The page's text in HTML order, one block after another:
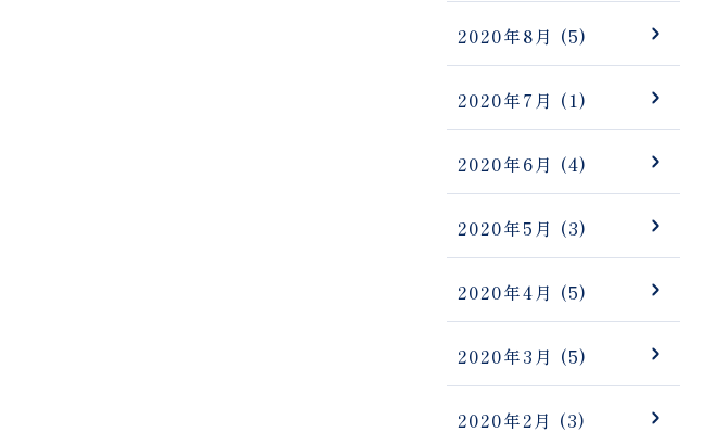
2020年8月 (5)
2020年7月 (1)
2020年6月 (4)
2020年5月 (3)
2020年4月 (5)
2020年3月 (5)
2020年2月 (3)